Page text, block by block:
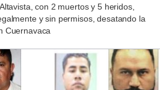
con 2 muertos y 5 heridos,
y sin permisos, desatando la
Cuernavaca